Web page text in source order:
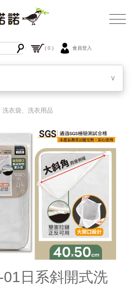
( 0 ) 會員登入
∨
洗衣袋、洗衣用品
01日系斜開式洗